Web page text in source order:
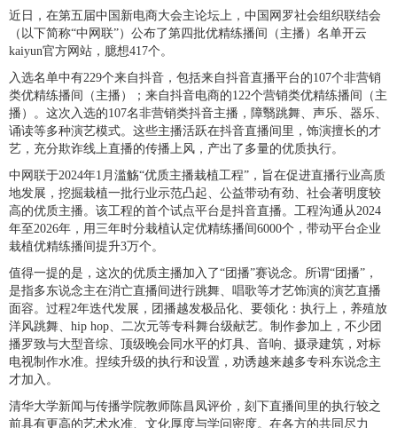
近日，在第五届中国新电商大会主论坛上，中国网罗社会组织联结会
（以下简称“中网联”）公布了第四批优精练播间（主播）名单开云
kaiyun官方网站，臆想417个。
入选名单中有229个来自抖音，包括来自抖音直播平台的107个非营销
类优精练播间（主播）；来自抖音电商的122个营销类优精练播间（主
播）。这次入选的107名非营销类抖音主播，障翳跳舞、声乐、器乐、
诵读等多种演艺模式。这些主播活跃在抖音直播间里，饰演擅长的才
艺，充分欺诈线上直播的传播上风，产出了多量的优质执行。
中网联于2024年1月滥觞“优质主播栽植工程”，旨在促进直播行业高质
地发展，挖掘栽植一批行业示范凸起、公益带动有劲、社会著明度较
高的优质主播。该工程的首个试点平台是抖音直播。工程沟通从2024
年至2026年，用三年时分栽植认定优精练播间6000个，带动平台企业
栽植优精练播间提升3万个。
值得一提的是，这次的优质主播加入了“团播”赛说念。所谓“团播”，
是指多东说念主在消亡直播间进行跳舞、唱歌等才艺饰演的演艺直播
面容。过程2年迭代发展，团播越发极品化、要领化：执行上，养殖放
洋风跳舞、hip hop、二次元等专科舞台级献艺。制作参加上，不少团
播罗致与大型音综、顶级晚会同水平的灯具、音响、摄录建筑，对标
电视制作水准。捏续升级的执行和设置，劝诱越来越多专科东说念主
才加入。
清华大学新闻与传播学院教师陈昌凤评价，刻下直播间里的执行较之
前具有更高的艺术水准、文化厚度与学问密度。在各方的共同尽力